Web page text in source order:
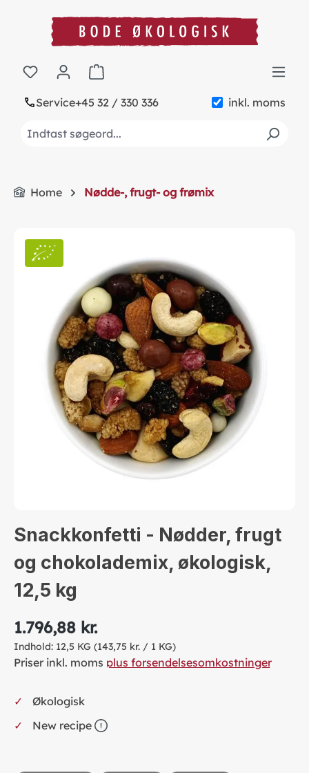
content
Service+45 32 / 330 336 inkl. moms
Shopping cart contains 0 items. The cart
Home Nødde-, frugt- og frømix
Skip image gallery
Snackkonfetti - Nødder, frugt
og chokolademix, økologisk,
12,5 kg
1.796,88 kr.
Indhold: 12,5 KG (143,75 kr. / 1 KG)
Priser inkl. moms plus forsendelsesomkostninger
Økologisk
New recipe